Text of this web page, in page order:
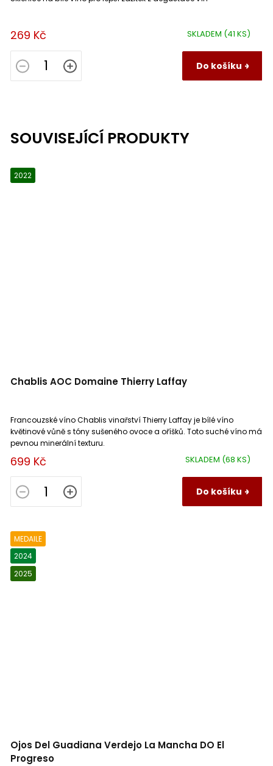
SKLADEM (41 KS)
269 Kč
Do košíku
SOUVISEJÍCÍ PRODUKTY
2022
Chablis AOC Domaine Thierry Laffay
SKLADEM (68 KS)
699 Kč
Do košíku
Francouzské víno Chablis vinařství Thierry Laffay je bílé víno
květinové vůně s tóny sušeného ovoce a oříšků. Toto suché víno má
pevnou minerální texturu.
MEDAILE
2024
2025
Ojos Del Guadiana Verdejo La Mancha DO El
Progreso